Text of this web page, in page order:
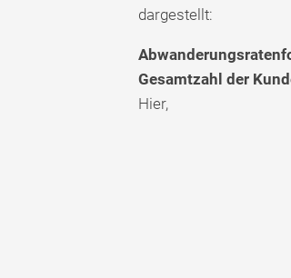
dargestellt:
Gesamtzahl der
Hier,